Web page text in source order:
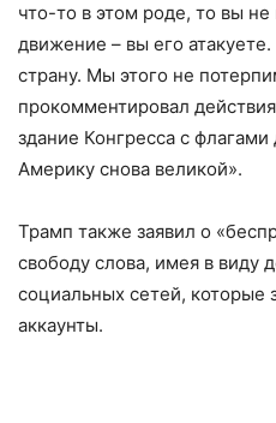
что-то в этом роде, то вы
движение – вы его
страну. Мы этого не
прокомментировал
здание Конгресса с
Америку снова великой».
Трамп также заявил о
свободу слова, имея в виду
социальных сетей, которые
аккаунты.